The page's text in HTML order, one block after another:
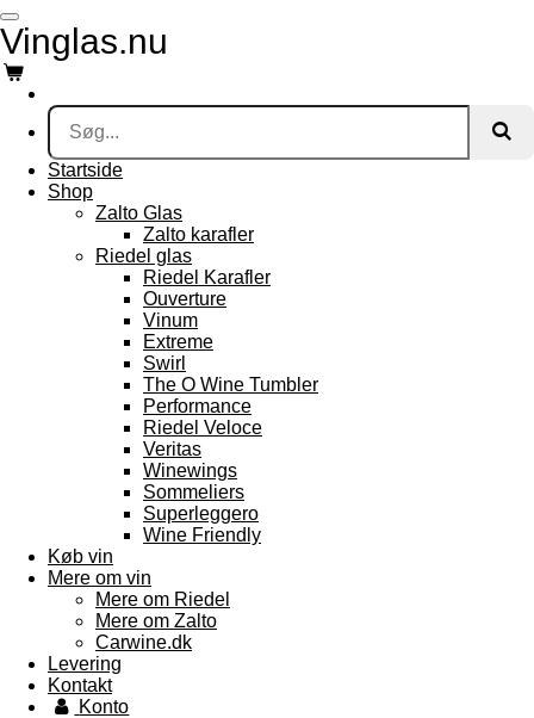
Spring
til
hovedindhold
Vinglas.nu
Startside
Shop
Zalto Glas
Zalto karafler
Riedel glas
Riedel Karafler
Ouverture
Vinum
Extreme
Swirl
The O Wine Tumbler
Performance
Riedel Veloce
Veritas
Winewings
Sommeliers
Superleggero
Wine Friendly
Køb vin
Mere om vin
Mere om Riedel
Mere om Zalto
Carwine.dk
Levering
Kontakt
Konto